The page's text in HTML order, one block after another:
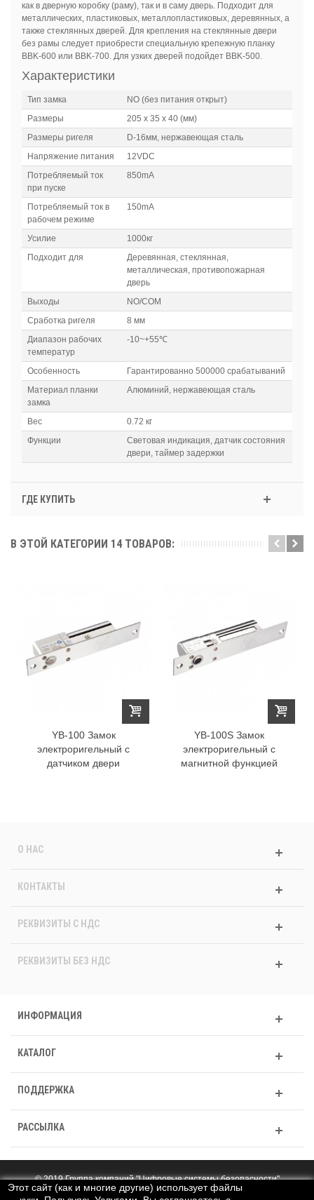
как в дверную коробку (раму), так и в саму дверь. Подходит для
металлических, пластиковых, металлопластиковых, деревянных, а
также стеклянных дверей. Для крепления на стеклянные двери
без рамы следует приобрести специальную крепежную планку
BBK-600 или BBK-700. Для узких дверей подойдет BBK-500.
Характеристики
Тип замка
NO (без питания открыт)
Размеры
205 x 35 x 40 (мм)
Размеры ригеля
D-16мм, нержавеющая сталь
Напряжение питания
12VDC
Потребляемый ток
при пуске
850mA
Потребляемый ток в
рабочем режиме
150mA
Усилие
1000кг
Подходит для
Деревянная, стеклянная,
металлическая, противопожарная
дверь
Выходы
NO/COM
Сработка ригеля
8 мм
Диапазон рабочих
температур
-10~+55℃
Особенность
Гарантированно 500000 срабатываний
Материал планки
замка
Алюминий, нержавеющая сталь
Вес
0.72 кг
Функции
Световая индикация, датчик состояния
двери, таймер задержки
ГДЕ КУПИТЬ
В ЭТОЙ КАТЕГОРИИ 14 ТОВАРОВ:
YB-100 Замок
электроригельный с
датчиком двери
YB-100S Замок
электроригельный с
магнитной функцией
О НАС
КОНТАКТЫ
РЕКВИЗИТЫ C НДС
РЕКВИЗИТЫ БЕЗ НДС
ИНФОРМАЦИЯ
КАТАЛОГ
ПОДДЕРЖКА
РАССЫЛКА
Этот сайт (как и многие другие) использует файлы
© 2019 Группа компаний "Цифровые системы безопасности"
Полная версия